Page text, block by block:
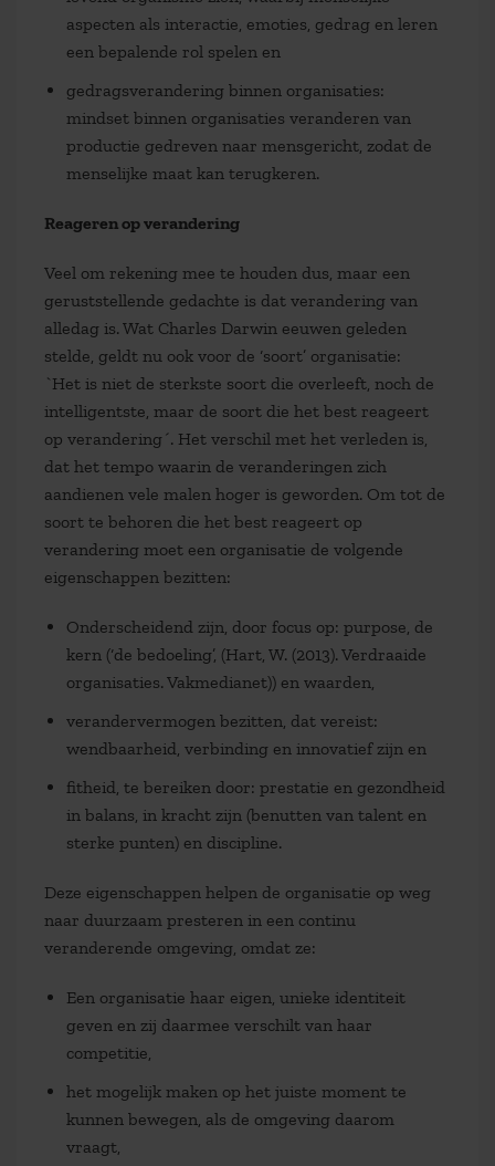
aspecten als interactie, emoties, gedrag en leren
een bepalende rol spelen en
gedragsverandering binnen organisaties:
mindset binnen organisaties veranderen van
productie gedreven naar mensgericht, zodat de
menselijke maat kan terugkeren.
Reageren op verandering
Veel om rekening mee te houden dus, maar een
geruststellende gedachte is dat verandering van
alledag is. Wat Charles Darwin eeuwen geleden
stelde, geldt nu ook voor de ‘soort’ organisatie:
`Het is niet de sterkste soort die overleeft, noch de
intelligentste, maar de soort die het best reageert
op verandering´. Het verschil met het verleden is,
dat het tempo waarin de veranderingen zich
aandienen vele malen hoger is geworden. Om tot de
soort te behoren die het best reageert op
verandering moet een organisatie de volgende
eigenschappen bezitten:
Onderscheidend zijn, door focus op: purpose, de
kern (‘de bedoeling’, (Hart, W. (2013). Verdraaide
organisaties. Vakmedianet)) en waarden,
verandervermogen bezitten, dat vereist:
wendbaarheid, verbinding en innovatief zijn en
fitheid, te bereiken door: prestatie en gezondheid
in balans, in kracht zijn (benutten van talent en
sterke punten) en discipline.
Deze eigenschappen helpen de organisatie op weg
naar duurzaam presteren in een continu
veranderende omgeving, omdat ze:
Een organisatie haar eigen, unieke identiteit
geven en zij daarmee verschilt van haar
competitie,
het mogelijk maken op het juiste moment te
kunnen bewegen, als de omgeving daarom
vraagt,